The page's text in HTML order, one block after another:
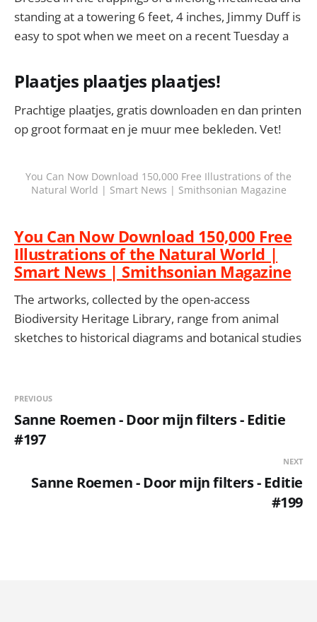
standing at a towering 6 feet, 4 inches, Jimmy Duff is
easy to spot when we meet on a recent Tuesday a
Plaatjes plaatjes plaatjes!
Prachtige plaatjes, gratis downloaden en dan printen
op groot formaat en je muur mee bekleden. Vet!
You Can Now Download 150,000 Free Illustrations of the
Natural World | Smart News | Smithsonian Magazine
You Can Now Download 150,000 Free
Illustrations of the Natural World |
Smart News | Smithsonian Magazine
The artworks, collected by the open-access
Biodiversity Heritage Library, range from animal
sketches to historical diagrams and botanical studies
PREVIOUS
Sanne Roemen - Door mijn filters - Editie
#197
NEXT
Sanne Roemen - Door mijn filters - Editie
#199